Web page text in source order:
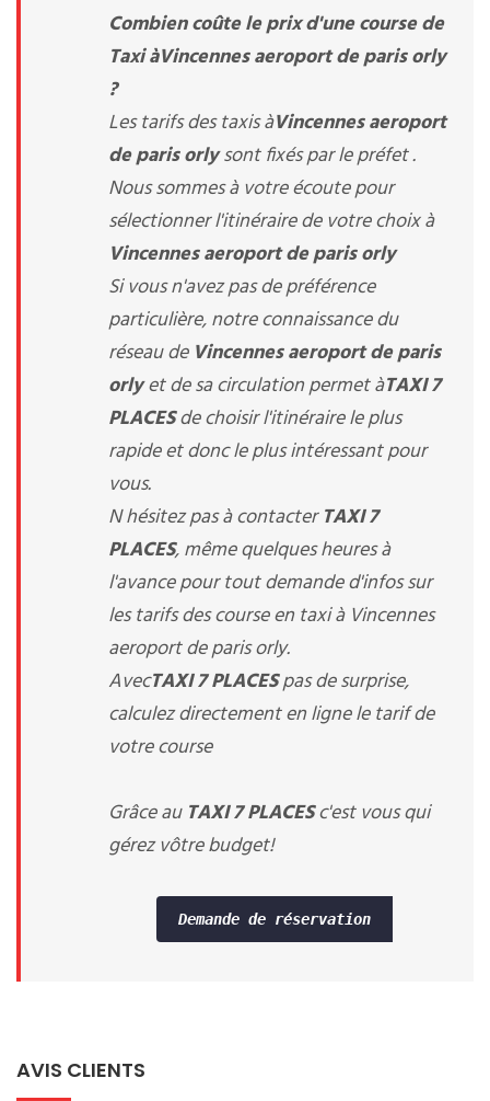
Combien coûte le prix d'une course de
Taxi àVincennes aeroport de paris orly
?
Les tarifs des taxis àVincennes aeroport
de paris orlysont fixés par le préfet .
Nous sommes à votre écoute pour
sélectionner l'itinéraire de votre choix à
Vincennes aeroport de paris orly
Si vous n'avez pas de préférence
particulière, notre connaissance du
réseau de Vincennes aeroport de paris
orlyet de sa circulation permet àTAXI 7
PLACESde choisir l'itinéraire le plus
rapide et donc le plus intéressant pour
vous.
N hésitez pas à contacterTAXI 7
PLACES, même quelques heures à
l'avance pour tout demande d'infos sur
les tarifs des course en taxi à Vincennes
aeroport de paris orly.
AvecTAXI 7 PLACESpas de surprise,
calculez directement en ligne le tarif de
votre course
Grâce au TAXI 7 PLACESc'est vous qui
gérez vôtre budget!
Demande de réservation
AVIS CLIENTS